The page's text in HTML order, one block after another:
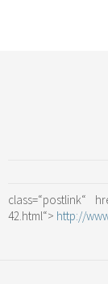
class=“postlink“
42.html“> http://